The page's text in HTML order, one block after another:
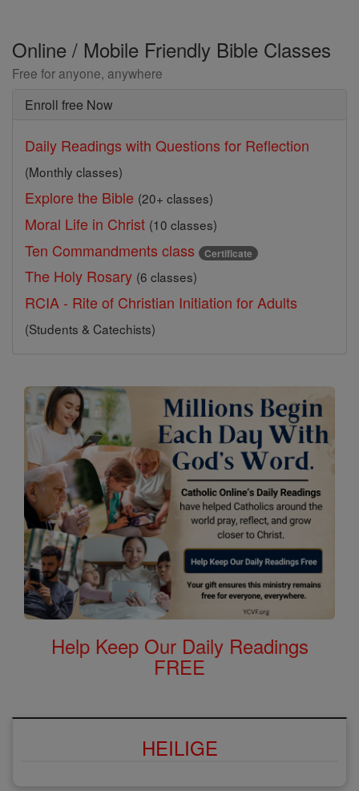
Online / Mobile Friendly Bible Classes
Free for anyone, anywhere
Enroll free Now
Daily Readings with Questions for Reflection
(Monthly classes)
Explore the Bible (20+ classes)
Moral Life in Christ (10 classes)
Ten Commandments class Certificate
The Holy Rosary (6 classes)
RCIA - Rite of Christian Initiation for Adults
(Students & Catechists)
Help Keep Our Daily Readings
FREE
HEILIGE